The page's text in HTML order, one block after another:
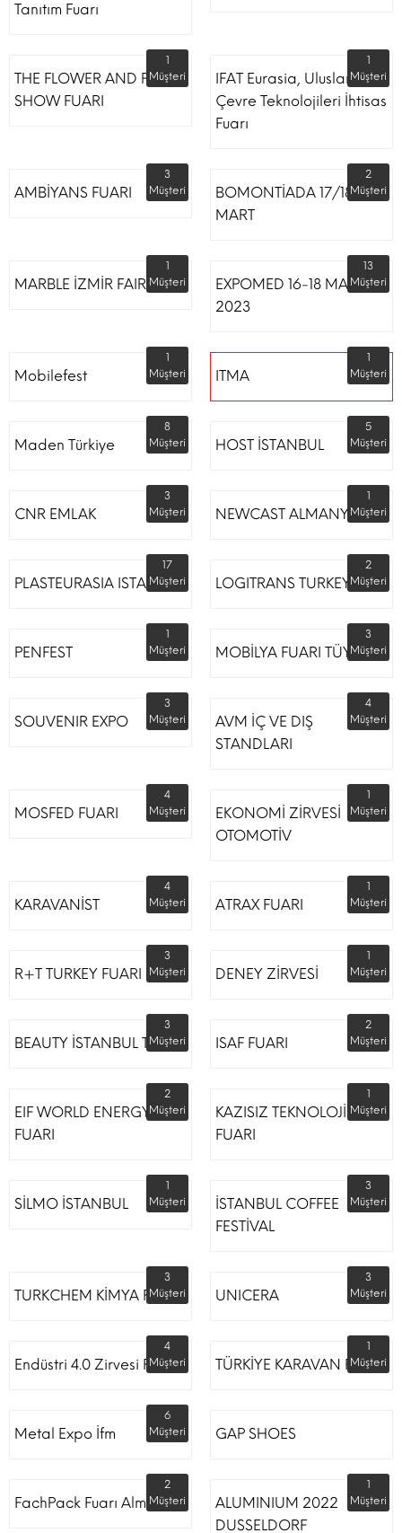
Tanıtım Fuarı
THE FLOWER AND PLANT
SHOW FUARI
1
Müşteri
IFAT Eurasia, Uluslararası
Çevre Teknolojileri İhtisas
Fuarı
1
Müşteri
AMBİYANS FUARI
3
Müşteri
BOMONTİADA 17/18
MART
2
Müşteri
MARBLE İZMİR FAIR
1
Müşteri
EXPOMED 16-18 MART
2023
13
Müşteri
Mobilefest
1
Müşteri
ITMA
1
Müşteri
Maden Türkiye
8
Müşteri
HOST İSTANBUL
5
Müşteri
CNR EMLAK
3
Müşteri
NEWCAST ALMANYA
1
Müşteri
PLASTEURASIA ISTANBUL
17
Müşteri
LOGITRANS TURKEY
2
Müşteri
PENFEST
1
Müşteri
MOBİLYA FUARI TÜYAP
3
Müşteri
SOUVENIR EXPO
3
Müşteri
AVM İÇ VE DIŞ
STANDLARI
4
Müşteri
MOSFED FUARI
4
Müşteri
EKONOMİ ZİRVESİ
OTOMOTİV
1
Müşteri
KARAVANİST
4
Müşteri
ATRAX FUARI
1
Müşteri
R+T TURKEY FUARI
3
Müşteri
DENEY ZİRVESİ
1
Müşteri
BEAUTY İSTANBUL TÜYAP
3
Müşteri
ISAF FUARI
2
Müşteri
EIF WORLD ENERGY
FUARI
2
Müşteri
KAZISIZ TEKNOLOJİLER
FUARI
1
Müşteri
SİLMO İSTANBUL
1
Müşteri
İSTANBUL COFFEE
FESTİVAL
3
Müşteri
TURKCHEM KİMYA FUARI
3
Müşteri
UNICERA
3
Müşteri
Endüstri 4.0 Zirvesi Fuarı
4
Müşteri
TÜRKİYE KARAVAN FUARI
1
Müşteri
Metal Expo İfm
6
Müşteri
GAP SHOES
FachPack Fuarı Almanya
2
Müşteri
ALUMINIUM 2022
DUSSELDORF
1
Müşteri